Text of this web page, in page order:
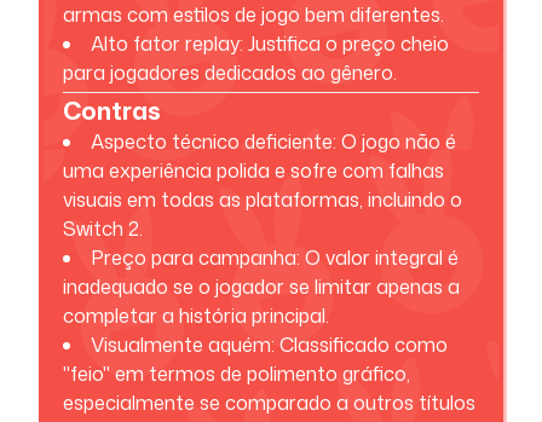
armas com estilos de jogo bem diferentes.
Alto fator replay: Justifica o preço cheio
para jogadores dedicados ao gênero.
Contras
Aspecto técnico deficiente: O jogo não é
uma experiência polida e sofre com falhas
visuais em todas as plataformas, incluindo o
Switch 2.
Preço para campanha: O valor integral é
inadequado se o jogador se limitar apenas a
completar a história principal.
Visualmente aquém: Classificado como
"feio" em termos de polimento gráfico,
especialmente se comparado a outros títulos